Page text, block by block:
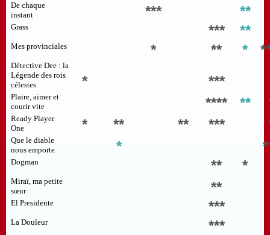
De chaque
instant
*** **
Grass *** **
Mes provinciales * ** *
Détective Dee : la
Légende des rois
célestes
* ***
Plaire, aimer et
courir vite
**** **
Ready Player
One
* ** ** ***
Que le diable
nous emporte
*
Dogman ** *
Miraï, ma petite
sœur
**
El Presidente ***
La Douleur ***